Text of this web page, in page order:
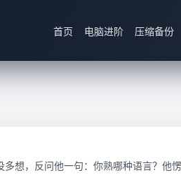
首页 电脑进阶 压缩备份
多想，反问他一句：你熟哪种语言？